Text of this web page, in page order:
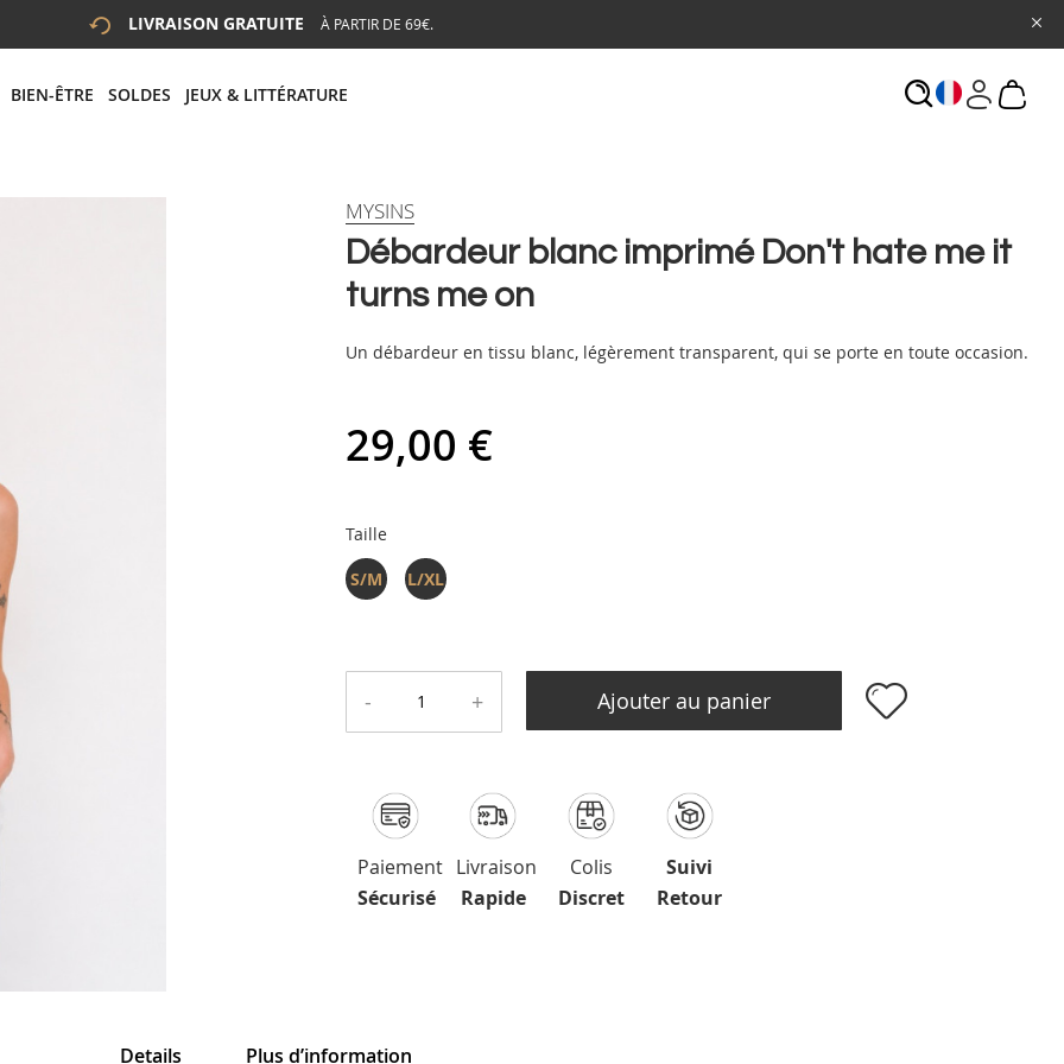
LIVRAISON GRATUITE À PARTIR DE 69€.
BIEN-ÊTRE SOLDES JEUX & LITTÉRATURE
RECHERCHE
Débardeur blanc imprimé Don't hate me it
turns me on
MYSINS
Un débardeur en tissu blanc, légèrement transparent, qui se porte en toute occasion.
29,00 €
Taille
S/M
L/XL
- + Ajouter au panier
Paiement
Sécurisé
Livraison
Rapide
Colis
Discret
Suivi
Retour
Details Plus d’information